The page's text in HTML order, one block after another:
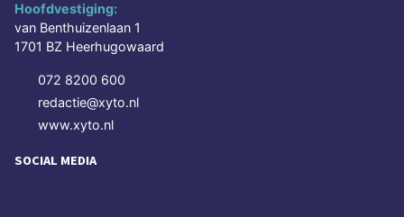
Hoofdvestiging:
van Benthuizenlaan 1
1701 BZ Heerhugowaard
072 8200 600
redactie@xyto.nl
www.xyto.nl
SOCIAL MEDIA